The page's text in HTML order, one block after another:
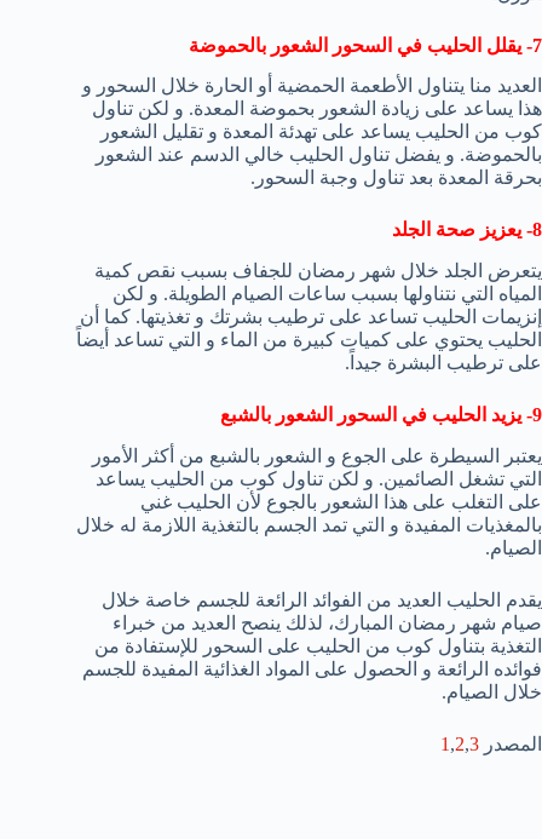
7- يقلل الحليب في السحور الشعور بالحموضة
العديد منا يتناول الأطعمة الحمضية أو الحارة خلال السحور و
هذا يساعد على زيادة الشعور بحموضة المعدة. و لكن تناول
كوب من الحليب يساعد على تهدئة المعدة و تقليل الشعور
بالحموضة. و يفضل تناول الحليب خالي الدسم عند الشعور
بحرقة المعدة بعد تناول وجبة السحور.
8- يعزيز صحة الجلد
يتعرض الجلد خلال شهر رمضان للجفاف بسبب نقص كمية
المياه التي نتناولها بسبب ساعات الصيام الطويلة. و لكن
إنزيمات الحليب تساعد على ترطيب بشرتك و تغذيتها. كما أن
الحليب يحتوي على كميات كبيرة من الماء و التي تساعد أيضاً
على ترطيب البشرة جيداً.
9- يزيد الحليب في السحور الشعور بالشبع
يعتبر السيطرة على الجوع و الشعور بالشبع من أكثر الأمور
التي تشغل الصائمين. و لكن تناول كوب من الحليب يساعد
على التغلب على هذا الشعور بالجوع لأن الحليب غني
بالمغذيات المفيدة و التي تمد الجسم بالتغذية اللازمة له خلال
الصيام.
يقدم الحليب العديد من الفوائد الرائعة للجسم خاصة خلال
صيام شهر رمضان المبارك، لذلك ينصح العديد من خبراء
التغذية بتناول كوب من الحليب على السحور للإستفادة من
فوائده الرائعة و الحصول على المواد الغذائية المفيدة للجسم
خلال الصيام.
المصدر 1 ,2,3